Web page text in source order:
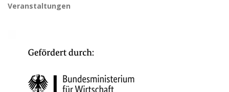
Veranstaltungen